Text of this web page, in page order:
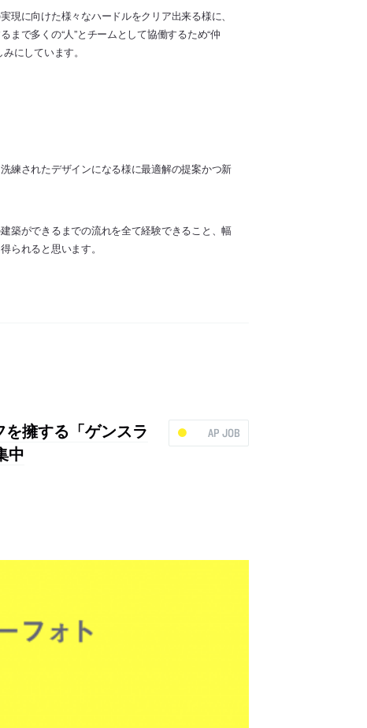
に向けた様々なハードルをクリア出来る様に、
で多くの“人”とチームとして協働するため“仲
にしています。
練されたデザインになる様に最適解の提案かつ新
築ができるまでの流れを全て経験できること、幅
られると思います。
AP JOB
を擁する「ゲンスラ
中